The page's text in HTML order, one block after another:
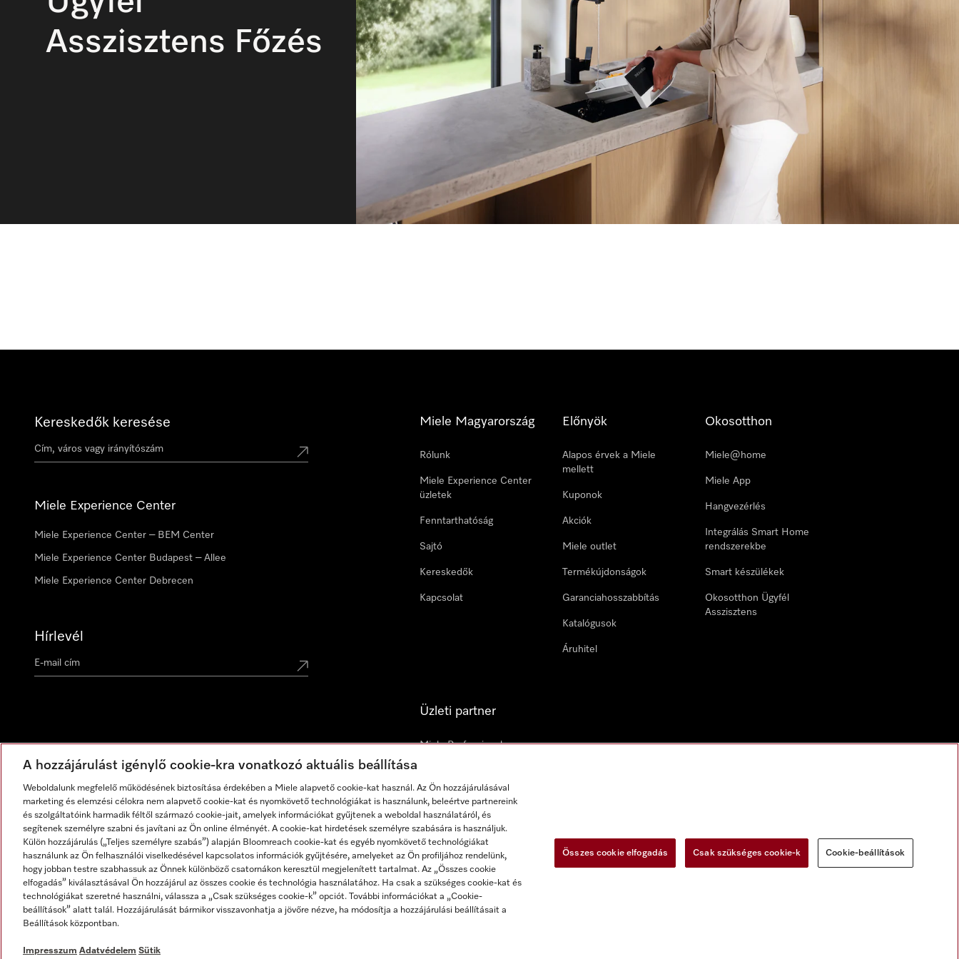
Asszisztens Főzés
Kereskedők keresése
Miele Experience Center
Miele Experience Center – BEM Center
Miele Experience Center Budapest – Allee
Miele Experience Center Debrecen
Hírlevél
Miele Magyarország
Rólunk
Miele Experience Center
üzletek
Fenntarthatóság
Sajtó
Kereskedők
Kapcsolat
Előnyök
Alapos érvek a Miele
mellett
Kuponok
Akciók
Miele outlet
Termékújdonságok
Garanciahosszabbítás
Katalógusok
Áruhitel
Okosotthon
Miele@home
Miele App
Hangvezérlés
Integrálás Smart Home
rendszerekbe
Smart készülékek
Okosotthon Ügyfél
Asszisztens
Üzleti partner
Miele Professional
Építészek és kivitelezők
Impresszum
Miele a YouTube-on
Miele a Facebookon
Miele az Instagramon
A hozzájárulást igénylő cookie-kra vonatkozó aktuális beállítása
Weboldalunk megfelelő működésének biztosítása érdekében a Miele alapvető cookie-kat használ. Az Ön hozzájárulásával
marketing és elemzési célokra nem alapvető cookie-kat és nyomkövető technológiákat is használunk, beleértve partnereink
és szolgáltatóink harmadik féltől származó cookie-jait, amelyek információkat gyűjtenek a weboldal használatáról, és
segítenek személyre szabni és javítani az Ön online élményét. A cookie-kat hirdetések személyre szabására is használjuk.
Külön hozzájárulás („Teljes személyre szabás”) alapján Bloomreach cookie-kat és egyéb nyomkövető technológiákat
használunk az Ön felhasználói viselkedésével kapcsolatos információk gyűjtésére, amelyeket az Ön profiljához rendelünk,
hogy jobban testre szabhassuk az Önnek különböző csatornákon keresztül megjelenített tartalmat. Az „Összes cookie
elfogadás” kiválasztásával Ön hozzájárul az összes cookie és technológia használatához. Ha csak a szükséges cookie-kat és
technológiákat szeretné használni, válassza a „Csak szükséges cookie-k” opciót. További információkat a „Cookie-
beállítások” alatt talál. Hozzájárulását bármikor visszavonhatja a jövőre nézve, ha módosítja a hozzájárulási beállításait a
Beállítások központban.
Impresszum Adatvédelem Sütik
Összes cookie elfogadás Csak szükséges cookie-k Cookie-beállítások